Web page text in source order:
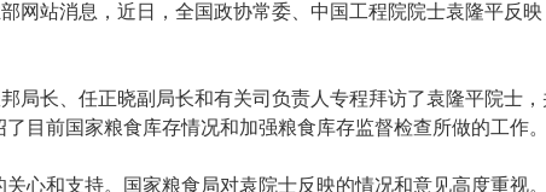
消息，近日，全国政协常委、中国工程院院士袁隆平反映
长、任正晓副局长和有关司负责人专程拜访了袁隆平院士，
目前国家粮食库存情况和加强粮食库存监督检查所做的工作。
和支持。国家粮食局对袁院士反映的情况和意见高度重视